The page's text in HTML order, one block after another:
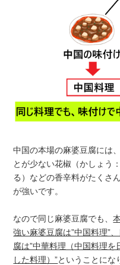
中国の本場の麻婆豆腐には
とが少ない花椒（かしょう
る）などの香辛料がたくさ
が強いです。
なので同じ麻婆豆腐でも、
強い麻婆豆腐は”中国料理”
腐は”中華料理（中国料理
した料理）”ということにな